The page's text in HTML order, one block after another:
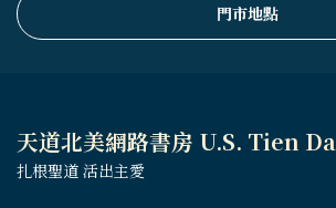
門市地點
天道北美網路書房 U.S. Tien
扎根聖道 活出主愛